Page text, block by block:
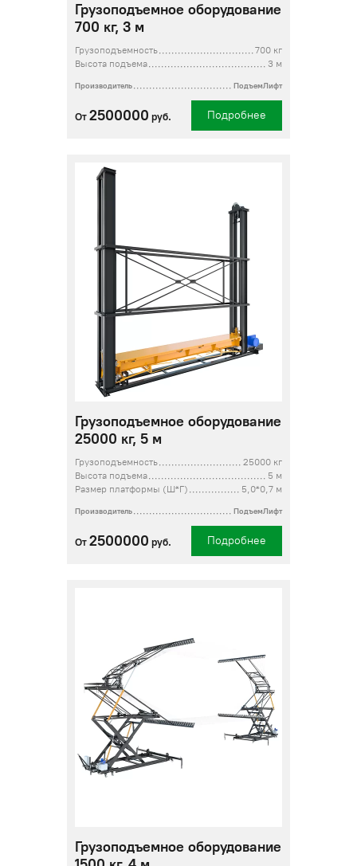
Грузоподъемное оборудование
700 кг, 3 м
Грузоподъемность
700 кг
Высота подъема
3 м
Производитель ПодъемЛифт
От 2500000 руб. Подробнее
Грузоподъемное оборудование
25000 кг, 5 м
Грузоподъемность
25000 кг
Высота подъема
5 м
Размер платформы (Ш*Г)
5,0*0,7 м
Производитель ПодъемЛифт
От 2500000 руб. Подробнее
Грузоподъемное оборудование